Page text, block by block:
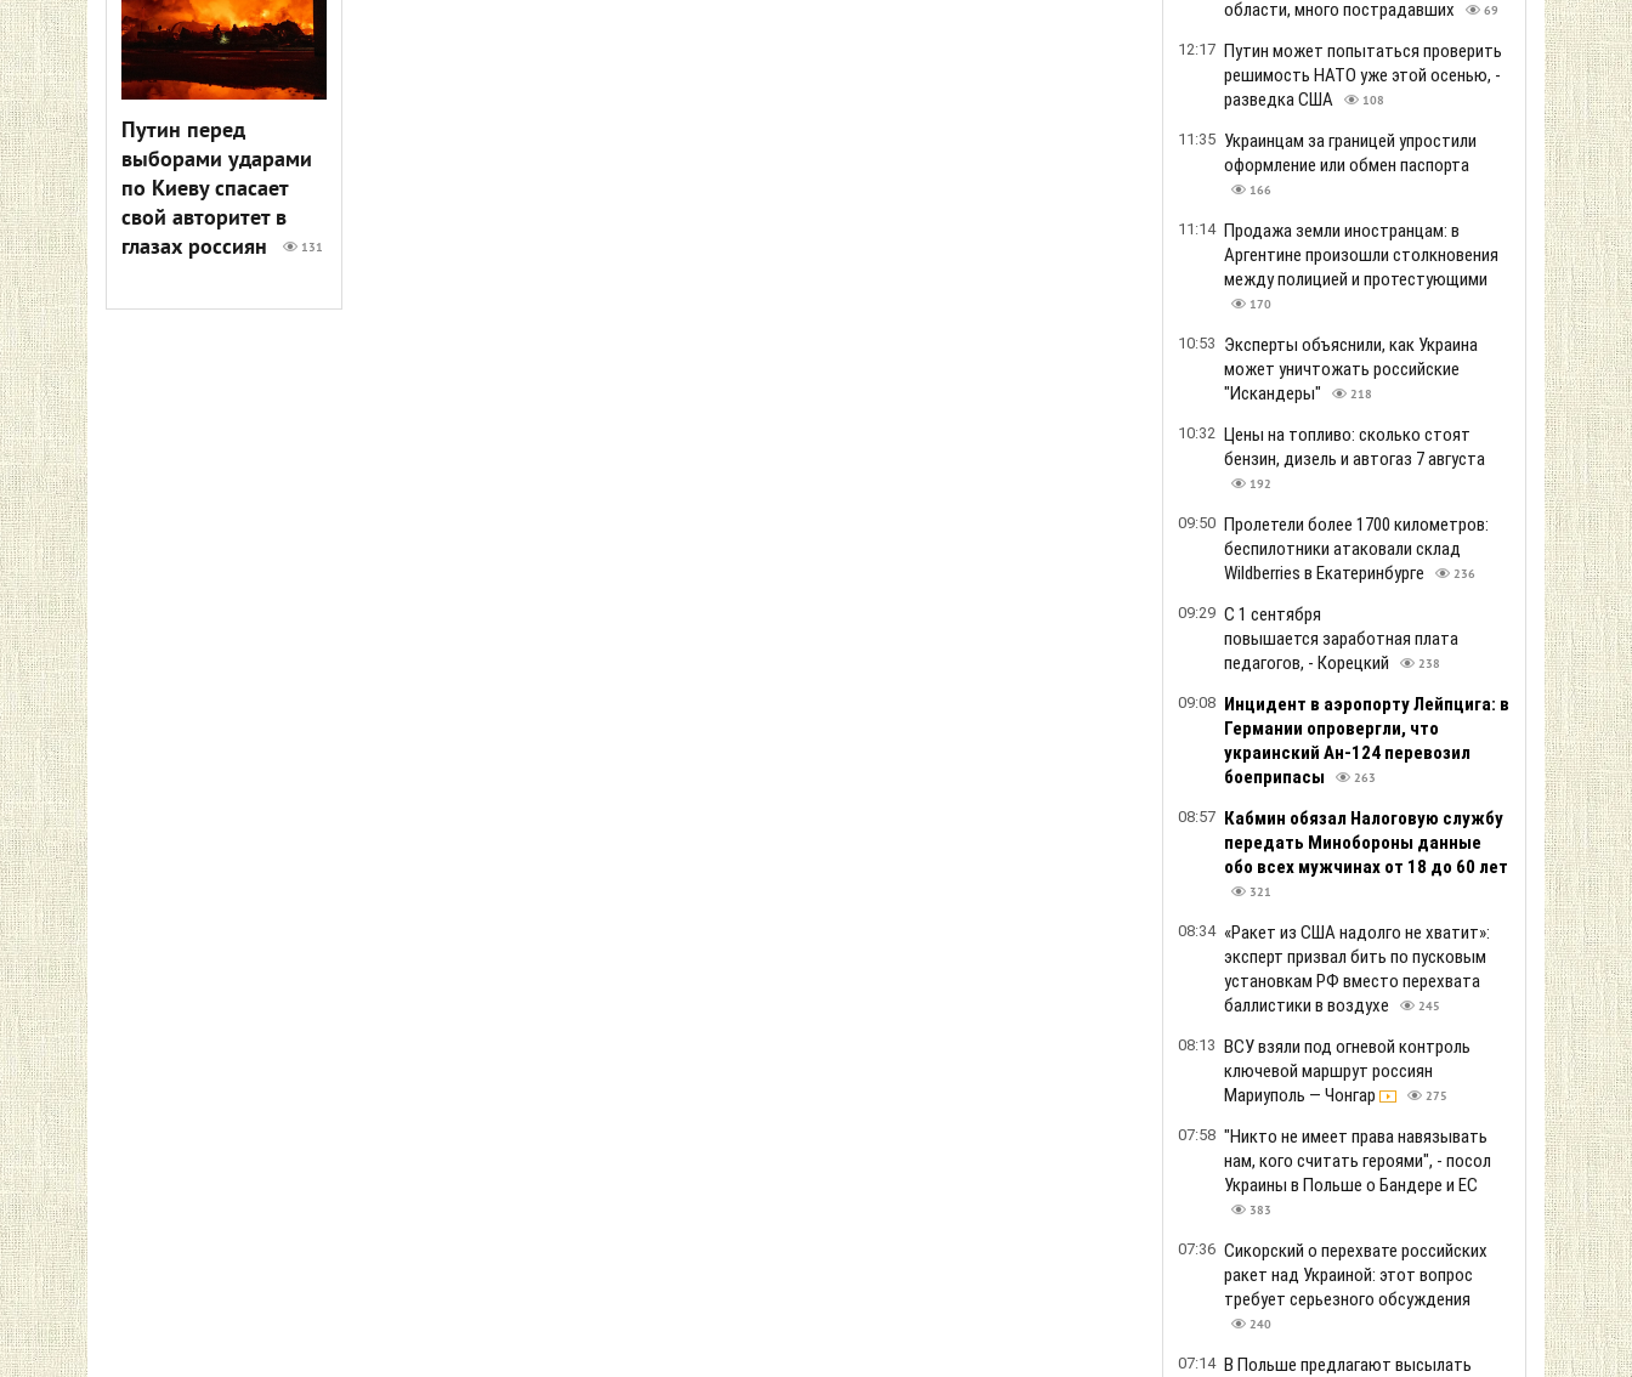
Путин перед
выборами ударами
по Киеву спасает
свой авторитет в
глазах россиян
131
области, много пострадавших
69
12:17 Путин может попытаться проверить
решимость НАТО уже этой осенью, -
разведка США
108
11:35 Украинцам за границей упростили
оформление или обмен паспорта
166
11:14 Продажа земли иностранцам: в
Аргентине произошли столкновения
между полицией и протестующими
170
10:53 Эксперты объяснили, как Украина
может уничтожать российские
"Искандеры"
218
10:32 Цены на топливо: сколько стоят
бензин, дизель и автогаз 7 августа
192
09:50 Пролетели более 1700 километров:
беспилотники атаковали склад
Wildberries в Екатеринбурге
236
09:29 С 1 сентября
повышается заработная плата
педагогов, - Корецкий
238
09:08 Инцидент в аэропорту Лейпцига: в
Германии опровергли, что
украинский Ан-124 перевозил
боеприпасы
263
08:57 Кабмин обязал Налоговую службу
передать Минобороны данные
обо всех мужчинах от 18 до 60 лет
321
08:34 «Ракет из США надолго не хватит»:
эксперт призвал бить по пусковым
установкам РФ вместо перехвата
баллистики в воздухе
245
08:13 ВСУ взяли под огневой контроль
ключевой маршрут россиян
Мариуполь — Чонгар
275
07:58 "Никто не имеет права навязывать
нам, кого считать героями", - посол
Украины в Польше о Бандере и ЕС
383
07:36 Сикорский о перехвате российских
ракет над Украиной: этот вопрос
требует серьезного обсуждения
240
07:14 В Польше предлагают высылать